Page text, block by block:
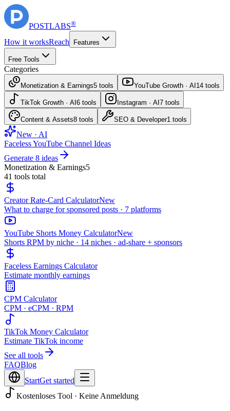
POSTLABS®
How it worksReach Features
Free Tools
Categories
Monetization & Earnings5 tools YouTube Growth · AI 14 tools
TikTok Growth · AI 6 tools Instagram · AI 7 tools
Content & Assets8 tools SEO & Developer1 tools
New · AI
Faceless YouTube Channel Ideas
Generate 8 ideas
Monetization & Earnings5
41 tools total
Creator Rate-Card CalculatorNew
What to charge for sponsored posts · 7 platforms
YouTube Shorts Money CalculatorNew
Shorts RPM by niche · 14 niches · ad-share + sponsors
Faceless Earnings Calculator
Estimate monthly earnings
CPM Calculator
CPM · eCPM · RPM
TikTok Money Calculator
Estimate TikTok income
See all tools
FAQBlog
StartGet started
Kostenloses Tool · Keine Anmeldung